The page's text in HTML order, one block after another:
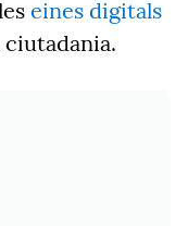
eines digitals